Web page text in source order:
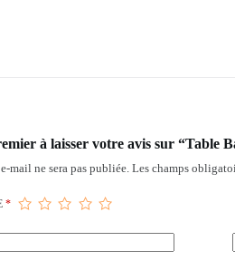
à laisser votre avis sur “Table
mail ne sera pas publiée. Les champs
*